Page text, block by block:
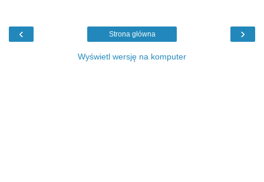
‹ ›
Strona główna
Wyświetl wersję na komputer